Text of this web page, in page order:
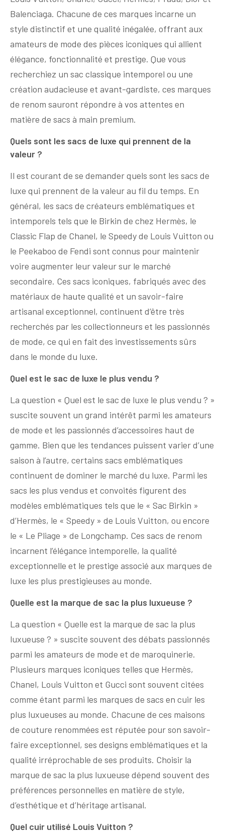
Balenciaga. Chacune de ces marques incarne un
style distinctif et une qualité inégalée, offrant aux
amateurs de mode des pièces iconiques qui allient
élégance, fonctionnalité et prestige. Que vous
recherchiez un sac classique intemporel ou une
création audacieuse et avant-gardiste, ces marques
de renom sauront répondre à vos attentes en
matière de sacs à main premium.
Quels sont les sacs de luxe qui prennent de la
valeur ?
Il est courant de se demander quels sont les sacs de
luxe qui prennent de la valeur au fil du temps. En
général, les sacs de créateurs emblématiques et
intemporels tels que le Birkin de chez Hermès, le
Classic Flap de Chanel, le Speedy de Louis Vuitton ou
le Peekaboo de Fendi sont connus pour maintenir
voire augmenter leur valeur sur le marché
secondaire. Ces sacs iconiques, fabriqués avec des
matériaux de haute qualité et un savoir-faire
artisanal exceptionnel, continuent d’être très
recherchés par les collectionneurs et les passionnés
de mode, ce qui en fait des investissements sûrs
dans le monde du luxe.
Quel est le sac de luxe le plus vendu ?
La question « Quel est le sac de luxe le plus vendu ? »
suscite souvent un grand intérêt parmi les amateurs
de mode et les passionnés d’accessoires haut de
gamme. Bien que les tendances puissent varier d’une
saison à l’autre, certains sacs emblématiques
continuent de dominer le marché du luxe. Parmi les
sacs les plus vendus et convoités figurent des
modèles emblématiques tels que le « Sac Birkin »
d’Hermès, le « Speedy » de Louis Vuitton, ou encore
le « Le Pliage » de Longchamp. Ces sacs de renom
incarnent l’élégance intemporelle, la qualité
exceptionnelle et le prestige associé aux marques de
luxe les plus prestigieuses au monde.
Quelle est la marque de sac la plus luxueuse ?
La question « Quelle est la marque de sac la plus
luxueuse ? » suscite souvent des débats passionnés
parmi les amateurs de mode et de maroquinerie.
Plusieurs marques iconiques telles que Hermès,
Chanel, Louis Vuitton et Gucci sont souvent citées
comme étant parmi les marques de sacs en cuir les
plus luxueuses au monde. Chacune de ces maisons
de couture renommées est réputée pour son savoir-
faire exceptionnel, ses designs emblématiques et la
qualité irréprochable de ses produits. Choisir la
marque de sac la plus luxueuse dépend souvent des
préférences personnelles en matière de style,
d’esthétique et d’héritage artisanal.
Quel cuir utilisé Louis Vuitton ?